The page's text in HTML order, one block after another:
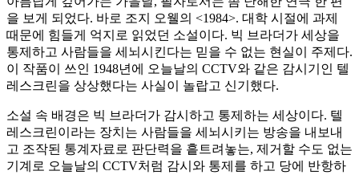
을 보게 되었다. 바로 조지 오웰의 <1984>. 대학 시절에 과제
때문에 힘들게 억지로 읽었던 소설이다. 빅 브라더가 세상을
통제하고 사람들을 세뇌시킨다는 믿을 수 없는 현실이 주제다.
이 작품이 쓰인 1948년에 오늘날의 CCTV와 같은 감시기인 텔
레스크린을 상상했다는 사실이 놀랍고 신기했다.
소설 속 배경은 빅 브라더가 감시하고 통제하는 세상이다. 텔
레스크린이라는 장치는 사람들을 세뇌시키는 방송을 내보내
고 조작된 통계자료로 판단력을 흩트려놓는, 제거할 수도 없는
기계로 오늘날의 CCTV처럼 감시와 통제를 하고 당에 반항하